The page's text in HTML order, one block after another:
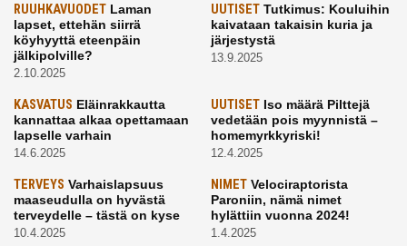
RUUHKAVUODET Laman
lapset, ettehän siirrä
köyhyyttä eteenpäin
jälkipolville?
2.10.2025
UUTISETTutkimus: Kouluihin
kaivataan takaisin kuria ja
järjestystä
13.9.2025
KASVATUS Eläinrakkautta
kannattaa alkaa opettamaan
lapselle varhain
14.6.2025
UUTISETIso määrä Pilttejä
vedetään pois myynnistä –
homemyrkkyriski!
12.4.2025
TERVEYS Varhaislapsuus
maaseudulla on hyvästä
terveydelle – tästä on kyse
10.4.2025
NIMETVelociraptorista
Paroniin, nämä nimet
hylättiin vuonna 2024!
1.4.2025